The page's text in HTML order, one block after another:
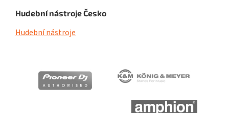
Hudební nástroje Česko
Hudební nástroje